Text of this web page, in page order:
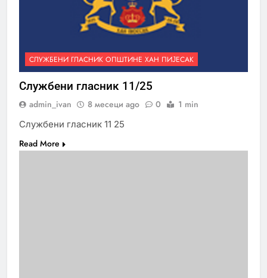
СЛУЖБЕНИ ГЛАСНИК ОПШТИНЕ ХАН ПИЈЕСАК
Службени гласник 11/25
admin_ivan 8 месеци ago 0 1 min
Службени гласник 11 25
Read More